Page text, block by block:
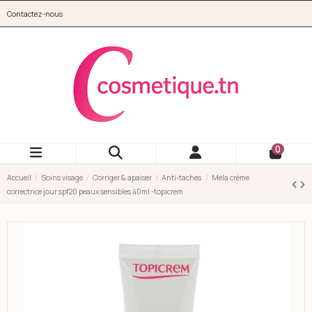
Contactez-nous
0
Accueil Soins visage Corriger & apaiser Anti-taches
Mela crème
correctrice jour spf20 peaux sensibles 40ml -topicrem